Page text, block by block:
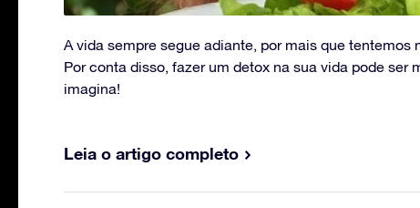
A vida sempre segue adiante, por mais que tentemos
Por conta disso, fazer um detox na sua vida pode ser
imagina!
Leia o artigo completo